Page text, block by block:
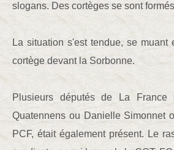
slogans. Des cortèges se sont
La situation s'est tendue, se
cortège devant la Sorbonne.
Plusieurs députés de La France
Quatennens ou Danielle Simonnet
PCF, était également présent. Le